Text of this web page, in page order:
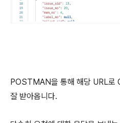
POSTMAN을 통해 해당 URL로
잘 받아옵니다.